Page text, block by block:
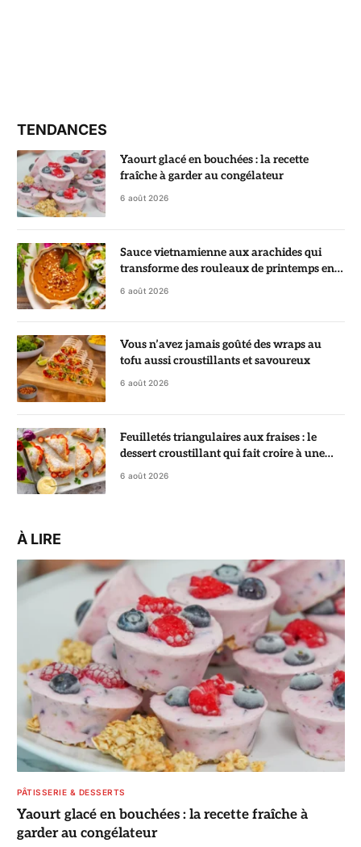
TENDANCES
Yaourt glacé en bouchées : la recette
fraîche à garder au congélateur
6 août 2026
Sauce vietnamienne aux arachides qui
transforme des rouleaux de printemps en
vrai régal
6 août 2026
Vous n’avez jamais goûté des wraps au
tofu aussi croustillants et savoureux
6 août 2026
Feuilletés triangulaires aux fraises : le
dessert croustillant qui fait croire à une
pâtisserie de chef
6 août 2026
À LIRE
PÂTISSERIE & DESSERTS
Yaourt glacé en bouchées : la recette fraîche à
garder au congélateur